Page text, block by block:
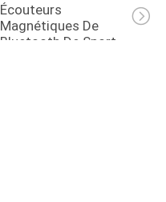
Écouteurs
Magnétiques De
Bluetooth De Sport